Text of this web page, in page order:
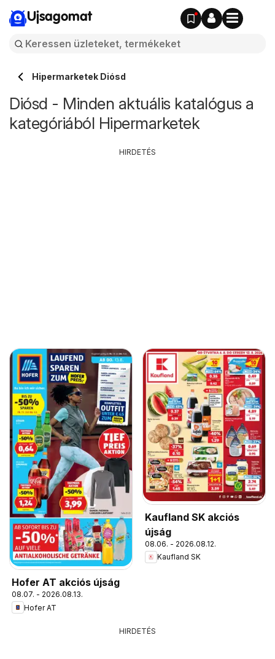
Ujsagomat
Hipermarketek Diósd
Diósd - Minden aktuális katalógus a
kategóriából Hipermarketek
Hofer AT akciós újság
08.07. - 2026.08.13.
Hofer AT
Kaufland SK akciós
újság
08.06. - 2026.08.12.
Kaufland SK
HIRDETÉS
HIRDETÉS